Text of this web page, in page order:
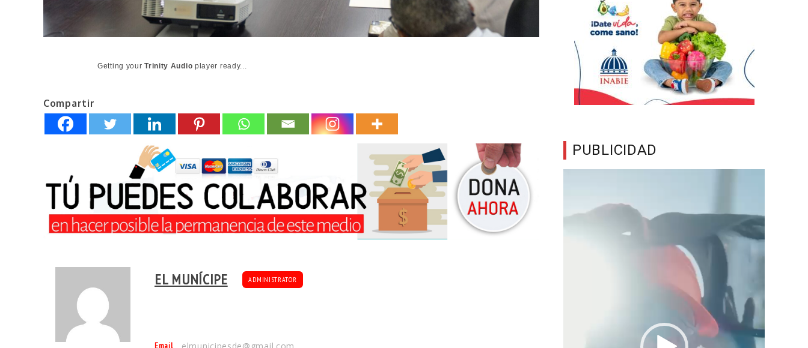
Getting yourTrinity Audio player ready...
Compartir
EL MUNÍCIPE ADMINISTRATOR
Email elmunicipesde@gmail.com
PUBLICIDAD